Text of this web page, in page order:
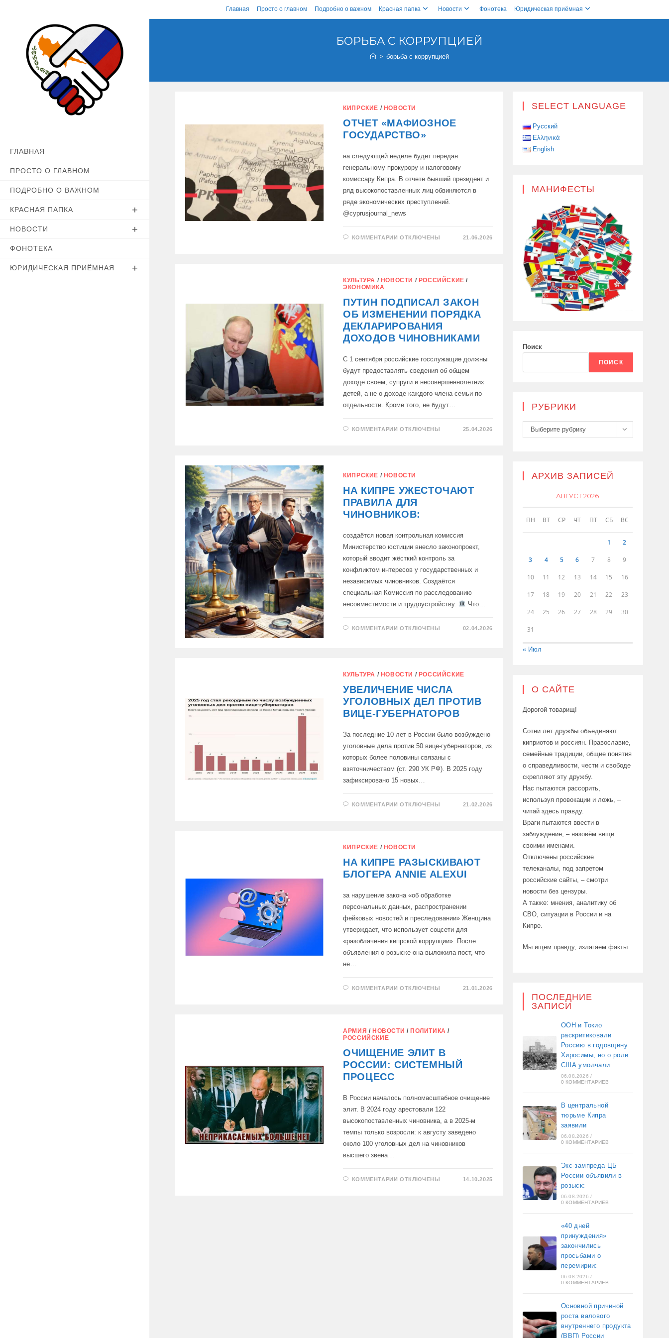
к
Главная Просто о главном Подробно о важном Красная папка Новости Фонотека Юридическая приёмная
ГЛАВНАЯ
ПРОСТО О ГЛАВНОМ
ПОДРОБНО О ВАЖНОМ
КРАСНАЯ ПАПКА
НОВОСТИ
ФОНОТЕКА
ЮРИДИЧЕСКАЯ ПРИЁМНАЯ
БОРЬБА С КОРРУПЦИЕЙ
> борьба с коррупцией
КИПРСКИЕ / НОВОСТИ
ОТЧЕТ «МАФИОЗНОЕ
ГОСУДАРСТВО»
на следующей неделе будет передан
генеральному прокурору и налоговому
комиссару Кипра. В отчете бывший президент и
ряд высокопоставленных лиц обвиняются в
ряде экономических преступлений.
@cyprusjournal_news
КОММЕНТАРИИ КОТКЛЮЧЕНЫ 21.06.2026
КУЛЬТУРА / НОВОСТИ / РОССИЙСКИЕ /
ЭКОНОМИКА
ПУТИН ПОДПИСАЛ ЗАКОН
ОБ ИЗМЕНЕНИИ ПОРЯДКА
ДЕКЛАРИРОВАНИЯ
ДОХОДОВ ЧИНОВНИКАМИ
С 1 сентября российские госслужащие должны
будут предоставлять сведения об общем
доходе своем, супруги и несовершеннолетних
детей, а не о доходе каждого члена семьи по
отдельности. Кроме того, не будут…
КОММЕНТАРИИ К
ПОРЯДКА
ДОХОДОВ
ЧИНОВНИКАМИ
ОТКЛЮЧЕНЫ 25.04.2026
КИПРСКИЕ / НОВОСТИ
НА КИПРЕ УЖЕСТОЧАЮТ
ПРАВИЛА ДЛЯ
ЧИНОВНИКОВ:
создаётся новая контрольная комиссия
Министерство юстиции внесло законопроект,
который вводит жёсткий контроль за
конфликтом интересов у государственных и
независимых чиновников. Создаётся
специальная Комиссия по расследованию
несовместимости и трудоустройству.
Что…
КОММЕНТАРИИ К
ЧИНОВНИКОВ:
ОТКЛЮЧЕНЫ 02.04.2026
КУЛЬТУРА / НОВОСТИ / РОССИЙСКИЕ
УВЕЛИЧЕНИЕ ЧИСЛА
УГОЛОВНЫХ ДЕЛ ПРОТИВ
ВИЦЕ-ГУБЕРНАТОРОВ
За последние 10 лет в России было возбуждено
уголовные дела против 50 вице-губернаторов, из
которых более половины связаны с
взяточничеством (ст. 290 УК РФ). В 2025 году
зафиксировано 15 новых…
КОММЕНТАРИИ К
ВИЦЕ-
ОТКЛЮЧЕНЫ 21.02.2026
КИПРСКИЕ / НОВОСТИ
НА КИПРЕ РАЗЫСКИВАЮТ
БЛОГЕРА ANNIE ALEXUI
за нарушение закона «об обработке
персональных данных, распространении
фейковых новостей и преследовании» Женщина
утверждает, что использует соцсети для
«разоблачения кипрской коррупции». После
объявления о розыске она выложила пост, что
не…
КОММЕНТАРИИ К
ALEXUI
ОТКЛЮЧЕНЫ 21.01.2026
АРМИЯ / НОВОСТИ / ПОЛИТИКА /
РОССИЙСКИЕ
ОЧИЩЕНИЕ ЭЛИТ В
РОССИИ: СИСТЕМНЫЙ
ПРОЦЕСС
В России началось полномасштабное очищение
элит. В 2024 году арестовали 122
высокопоставленных чиновника, а в 2025-м
темпы только возросли: к августу заведено
около 100 уголовных дел на чиновников
высшего звена…
КОММЕНТАРИИ КОТКЛЮЧЕНЫ 14.10.2025
SELECT LANGUAGE
Русский
Ελληνικά
English
МАНИФЕСТЫ
Поиск
ПОИСК
РУБРИКИ
Рубрики
Выберите рубрику
АРХИВ ЗАПИСЕЙ
АВГУСТ 2026
ПН ВТ СР ЧТ ПТ СБ ВС
1 2
3 4 5 6 7 8 9
10 11 12 13 14 15 16
17 18 19 20 21 22 23
24 25 26 27 28 29 30
31
« Июл
О САЙТЕ
Дорогой товарищ!
Сотни лет дружбы объединяют
киприотов и россиян. Православие,
семейные традиции, общие понятия
о справедливости, чести и свободе
скрепляют эту дружбу.
Нас пытаются рассорить,
используя провокации и ложь, –
читай здесь правду.
Враги пытаются ввести в
заблуждение, – назовём вещи
своими именами.
Отключены российские
телеканалы, под запретом
российские сайты, – смотри
новости без цензуры.
А также: мнения, аналитику об
СВО, ситуации в России и на
Кипре.
Мы ищем правду, излагаем факты
ПОСЛЕДНИЕ
ЗАПИСИ
ООН и Токио
раскритиковали
Россию в годовщину
Хиросимы, но о роли
США умолчали
06.08.2026 /
0 КОММЕНТАРИЕВ
В центральной
тюрьме Кипра
заявили
06.08.2026 /
0 КОММЕНТАРИЕВ
Экс-зампреда ЦБ
России объявили в
розыск:
06.08.2026 /
0 КОММЕНТАРИЕВ
«40 дней
принуждения»
закончились
просьбами о
перемирии:
06.08.2026 /
0 КОММЕНТАРИЕВ
Основной причиной
роста валового
внутреннего продукта
(ВВП) России